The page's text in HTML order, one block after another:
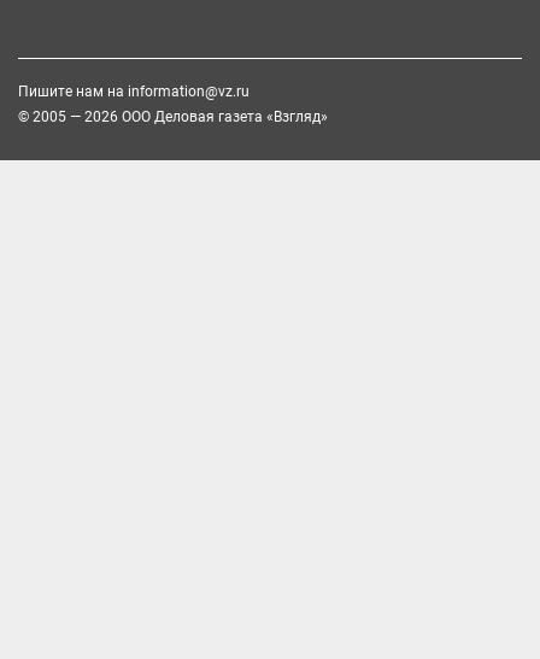
Пишите нам на information@vz.ru
© 2005 — 2026 ООО Деловая газета «Взгляд»